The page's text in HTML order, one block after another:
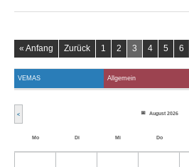
« Anfang Zurück 1 2 3 4 5 6
VEMAS Allgemein
< August 2026
Mo Di Mi Do